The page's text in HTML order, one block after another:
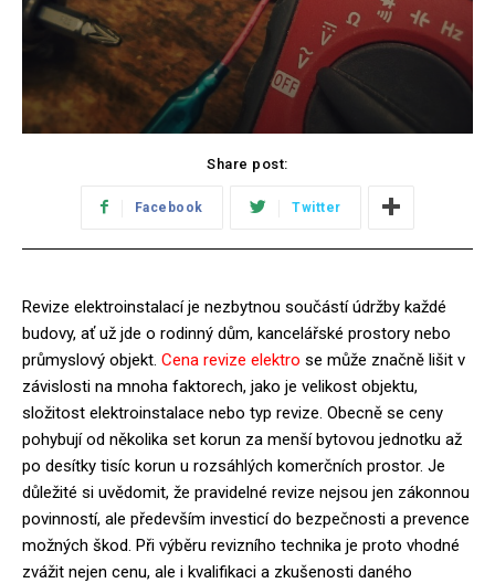
Share post:
Facebook Twitter
Revize elektroinstalací je nezbytnou součástí údržby každé
budovy, ať už jde o rodinný dům, kancelářské prostory nebo
průmyslový objekt. Cena revize elektro se může značně lišit v
závislosti na mnoha faktorech, jako je velikost objektu,
složitost elektroinstalace nebo typ revize. Obecně se ceny
pohybují od několika set korun za menší bytovou jednotku až
po desítky tisíc korun u rozsáhlých komerčních prostor. Je
důležité si uvědomit, že pravidelné revize nejsou jen zákonnou
povinností, ale především investicí do bezpečnosti a prevence
možných škod. Při výběru revizního technika je proto vhodné
zvážit nejen cenu, ale i kvalifikaci a zkušenosti daného